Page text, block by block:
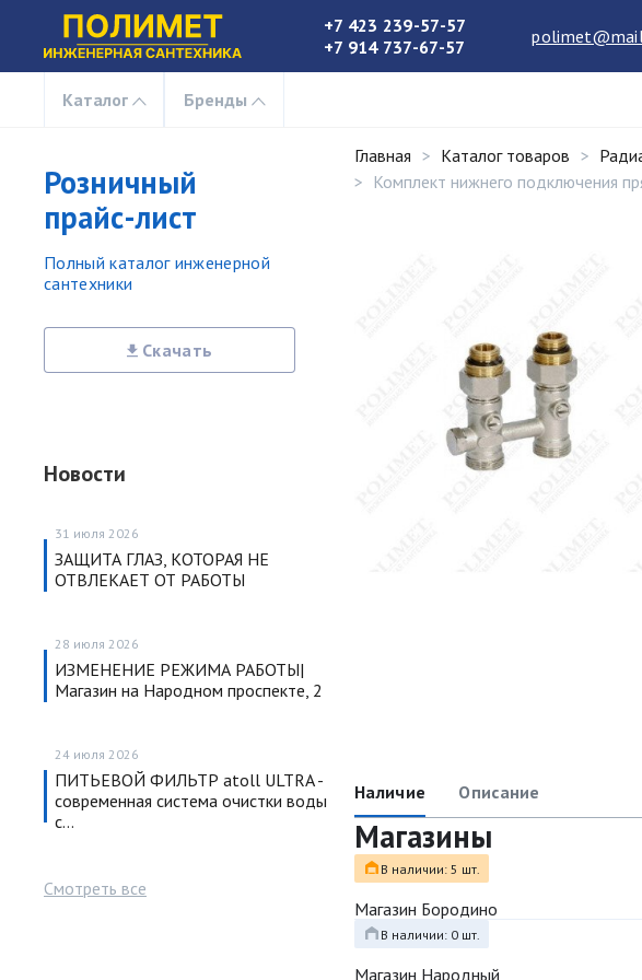
+7 423 239-57-57
+7 914 737-67-57
Каталог Бренды
Розничный
прайс-лист
Полный каталог инженерной
сантехники
Скачать
Новости
31 июля 2026
ЗАЩИТА ГЛАЗ, КОТОРАЯ НЕ
ОТВЛЕКАЕТ ОТ РАБОТЫ
28 июля 2026
ИЗМЕНЕНИЕ РЕЖИМА РАБОТЫ|
Магазин на Народном проспекте, 2
24 июля 2026
ПИТЬЕВОЙ ФИЛЬТР atoll ULTRA -
современная система очистки воды
с…
Смотреть все
Главная Каталог товаров
Комплект нижнего подключения
Наличие Описание
Магазины
В наличии: 5 шт.
Магазин Бородино
В наличии: 0 шт.
Магазин Народный